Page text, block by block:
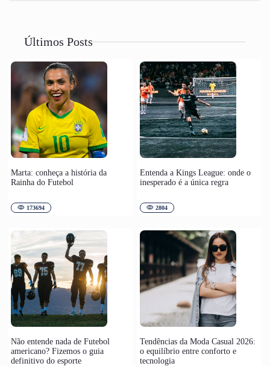
Últimos Posts
Marta: conheça a história da
Rainha do Futebol
173694
Entenda a Kings League: onde o
inesperado é a única regra
2804
Não entende nada de Futebol
americano? Fizemos o guia
definitivo do esporte
Tendências da Moda Casual 2026:
o equilíbrio entre conforto e
tecnologia